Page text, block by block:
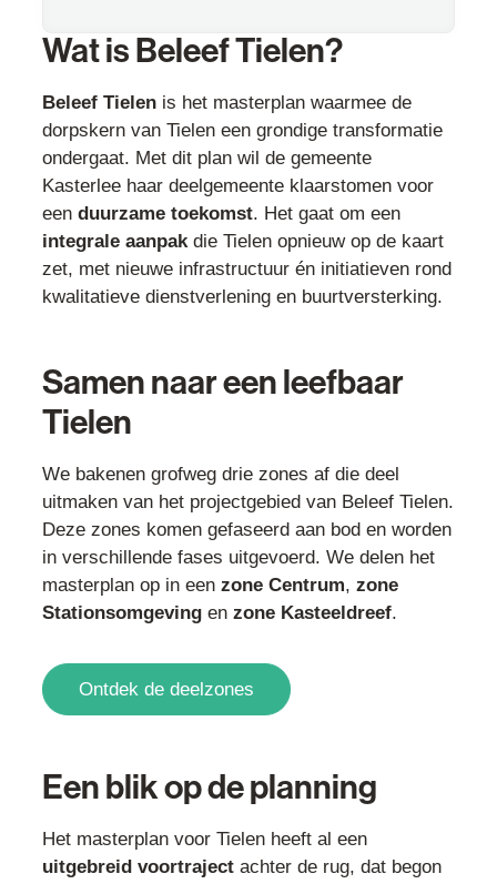
Wat is Beleef Tielen?
Beleef Tielen is het masterplan waarmee de
dorpskern van Tielen een grondige transformatie
ondergaat. Met dit plan wil de gemeente
Kasterlee haar deelgemeente klaarstomen voor
een duurzame toekomst. Het gaat om een
integrale aanpak die Tielen opnieuw op de kaart
zet, met nieuwe infrastructuur én initiatieven rond
kwalitatieve dienstverlening en buurtversterking.
Samen naar een leefbaar
Tielen
We bakenen grofweg drie zones af die deel
uitmaken van het projectgebied van Beleef Tielen.
Deze zones komen gefaseerd aan bod en worden
in verschillende fases uitgevoerd. We delen het
masterplan op in een zone Centrum, zone
Stationsomgeving en zone Kasteeldreef.
Ontdek de deelzones
Een blik op de planning
Het masterplan voor Tielen heeft al een
uitgebreid voortraject achter de rug, dat begon